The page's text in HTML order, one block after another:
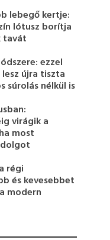
lebegő kertje:
lótusz borítja
tavát
ezzel
újra tiszta
súrolás nélkül is
virágik a
most
régi
és kevesebbet
modern